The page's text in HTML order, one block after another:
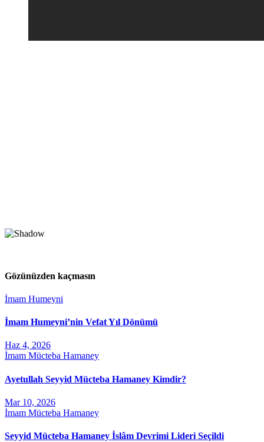
Gözünüzden kaçmasın
İmam Humeyni
İmam Humeyni’nin Vefat Yıl Dönümü
Haz 4, 2026
İmam Mücteba Hamaney
Ayetullah Seyyid Mücteba Hamaney Kimdir?
Mar 10, 2026
İmam Mücteba Hamaney
Seyyid Mücteba Hamaney İslâm Devrimi Lideri Seçildi